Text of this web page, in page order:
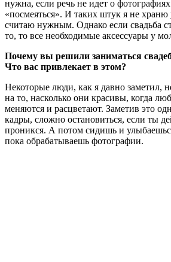
нужна, если речь не идет о фотографиях
«посмеяться». И таких штук я не храню
считаю нужным. Однако если свадьба
то, то все необходимые аксессуары у
Почему вы решили заниматься
Что вас привлекает в этом?
Некоторые люди, как я давно заметил,
на то, насколько они красивы, когда
меняются и расцветают. Заметив это
кадры, сложно остановиться, если ты
проникся. А потом сидишь и
пока обрабатываешь фотографии.